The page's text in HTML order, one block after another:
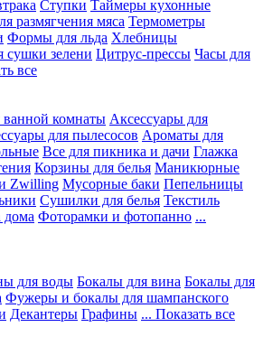
Ступки Таймеры кухонные
размягчения мяса Термометры
Формы для льда Хлебницы
сушки зелени Цитрус-прессы Часы для
все
ванной комнаты Аксессуары для
для пылесосов Ароматы для
Все для пикника и дачи Глажка
Корзины для белья Маникюрные
Zwilling Мусорные баки Пепельницы
Сушилки для белья Текстиль
дома Фоторамки и фотопанно ...
для воды Бокалы для вина Бокалы для
Фужеры и бокалы для шампанского
Декантеры Графины ... Показать все